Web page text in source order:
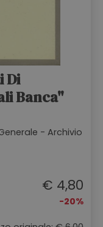
Di
Banca"
- Archivio
€ 4,80
-20%